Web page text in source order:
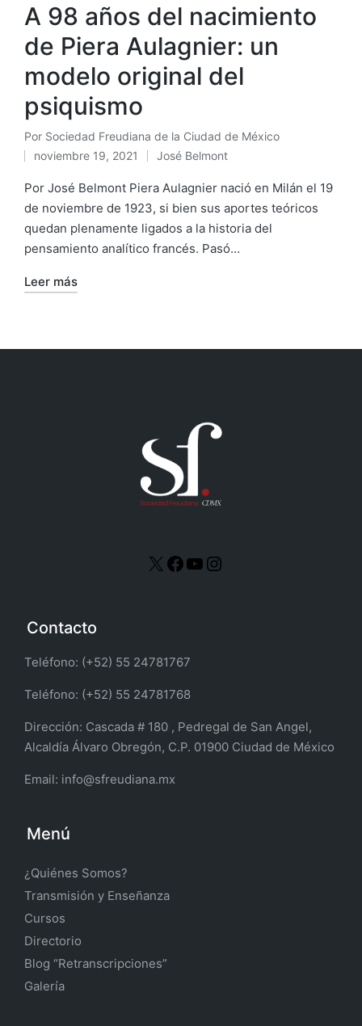
A 98 años del nacimiento
de Piera Aulagnier: un
modelo original del
psiquismo
Publicado
por
Por Sociedad Freudiana de la Ciudad de México
noviembre 19, 2021
Publicado
en
José Belmont
Por José Belmont Piera Aulagnier nació en Milán el 19
de noviembre de 1923, si bien sus aportes teóricos
quedan plenamente ligados a la historia del
pensamiento analítico francés. Pasó…
Leer más
X Facebook
YouTube
Contacto
Teléfono: (+52) 55 24781767
Teléfono: (+52) 55 24781768
Dirección: Cascada # 180 , Pedregal de San Angel,
Alcaldía Álvaro Obregón, C.P. 01900 Ciudad de México
Email: info@sfreudiana.mx
Menú
¿Quiénes Somos?
Transmisión y Enseñanza
Cursos
Directorio
Blog “Retranscripciones”
Galería